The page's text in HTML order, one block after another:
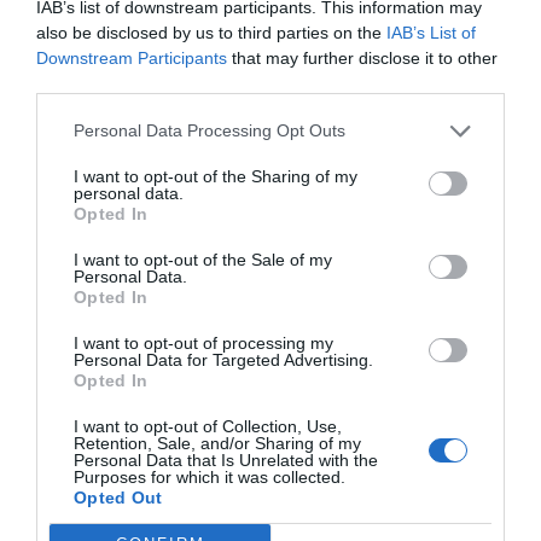
IAB’s list of downstream participants. This information may
also be disclosed by us to third parties on the IAB’s List of
Downstream Participants that may further disclose it to other
Personal Data Processing Opt Outs
I want to opt-out of the Sharing of my
personal data.
Opted In
I want to opt-out of the Sale of my
Personal Data.
Opted In
I want to opt-out of processing my
Personal Data for Targeted Advertising.
Opted In
I want to opt-out of Collection, Use,
Retention, Sale, and/or Sharing of my
Personal Data that Is Unrelated with the
Purposes for which it was collected.
Opted Out
Aptitretare, snittar och tilltugg